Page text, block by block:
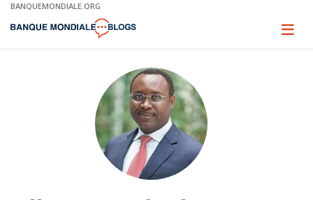
Skip
Main
BANQUEMONDIALE.ORG
Page